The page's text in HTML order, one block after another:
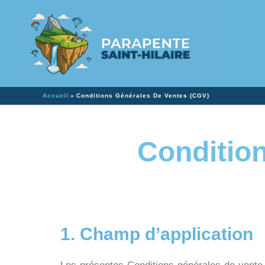
Accueil Conditions Générales De Ventes (CGV)
1. Champ d’application